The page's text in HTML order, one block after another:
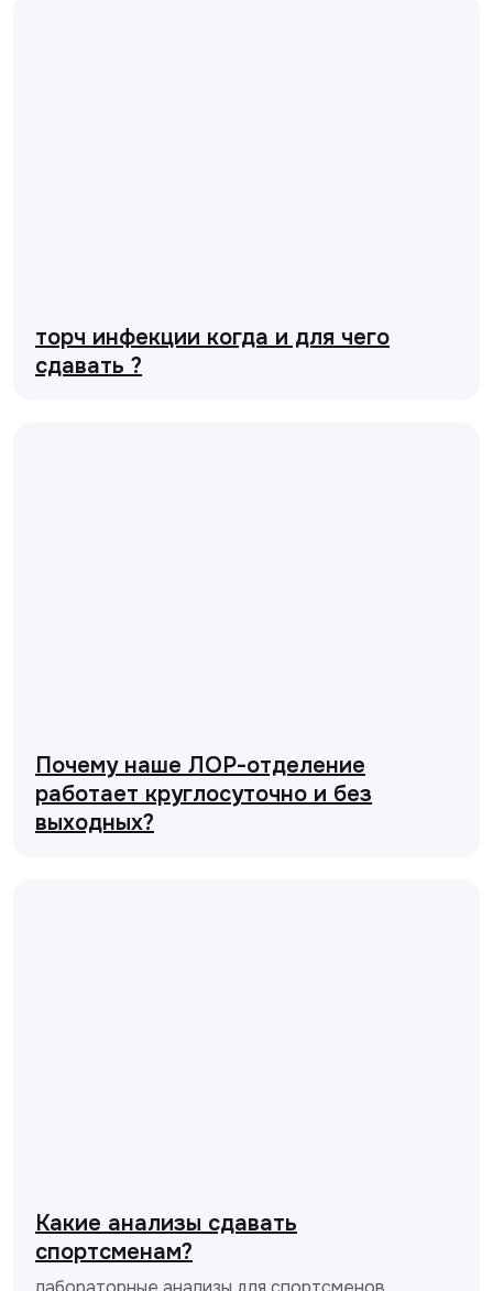
торч инфекции когда и для чего
сдавать ?
Почему наше ЛОР-отделение
работает круглосуточно и без
выходных?
Какие анализы сдавать
спортсменам?